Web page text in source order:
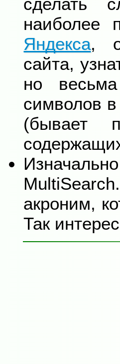
наиболее
Яндекса,
сайта,
но
символов
(бывает
акроним,
Так